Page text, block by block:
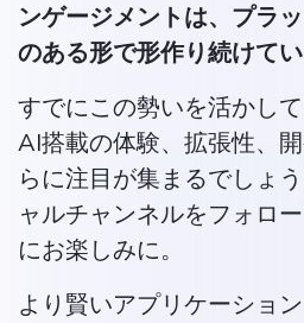
ンゲージメントは、プラ
のある形で形作り続けてい
すでにこの勢いを活かし
AI搭載の体験、拡張性、
らに注目が集まるでしょ
ャルチャンネルをフォロ
にお楽しみに。
より賢いアプリケーショ